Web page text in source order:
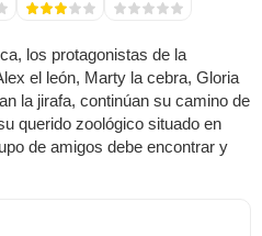
los protagonistas de la
el león, Marty la cebra, Gloria
la jirafa, continúan su camino de
querido zoológico situado en
de amigos debe encontrar y